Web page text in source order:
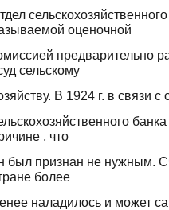
оценочной
предварительно
сельскому
В 1924 г. в связи
, что
был признан не нужным.
более
наладилось и может